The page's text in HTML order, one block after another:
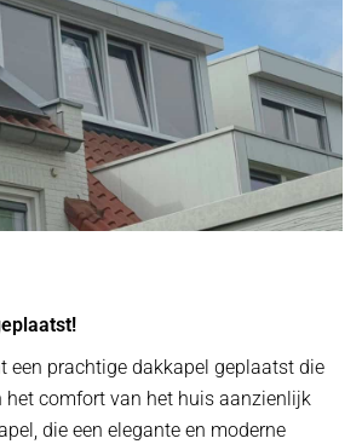
een prachtige dakkapel geplaatst die
het comfort van het huis aanzienlijk
die een elegante en moderne